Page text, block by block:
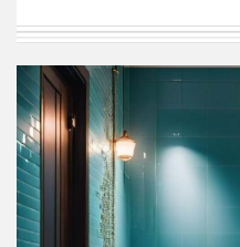
stworzenie